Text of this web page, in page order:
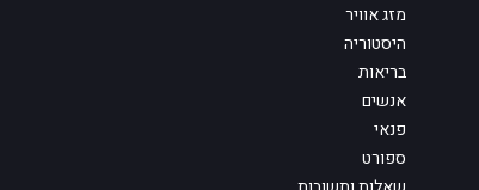
מזג אוויר
היסטוריה
בריאות
אנשים
פנאי
ספורט